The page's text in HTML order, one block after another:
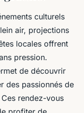
culturels
air, projections
locales offrent
pression.
de découvrir
des passionnés de
rendez-vous